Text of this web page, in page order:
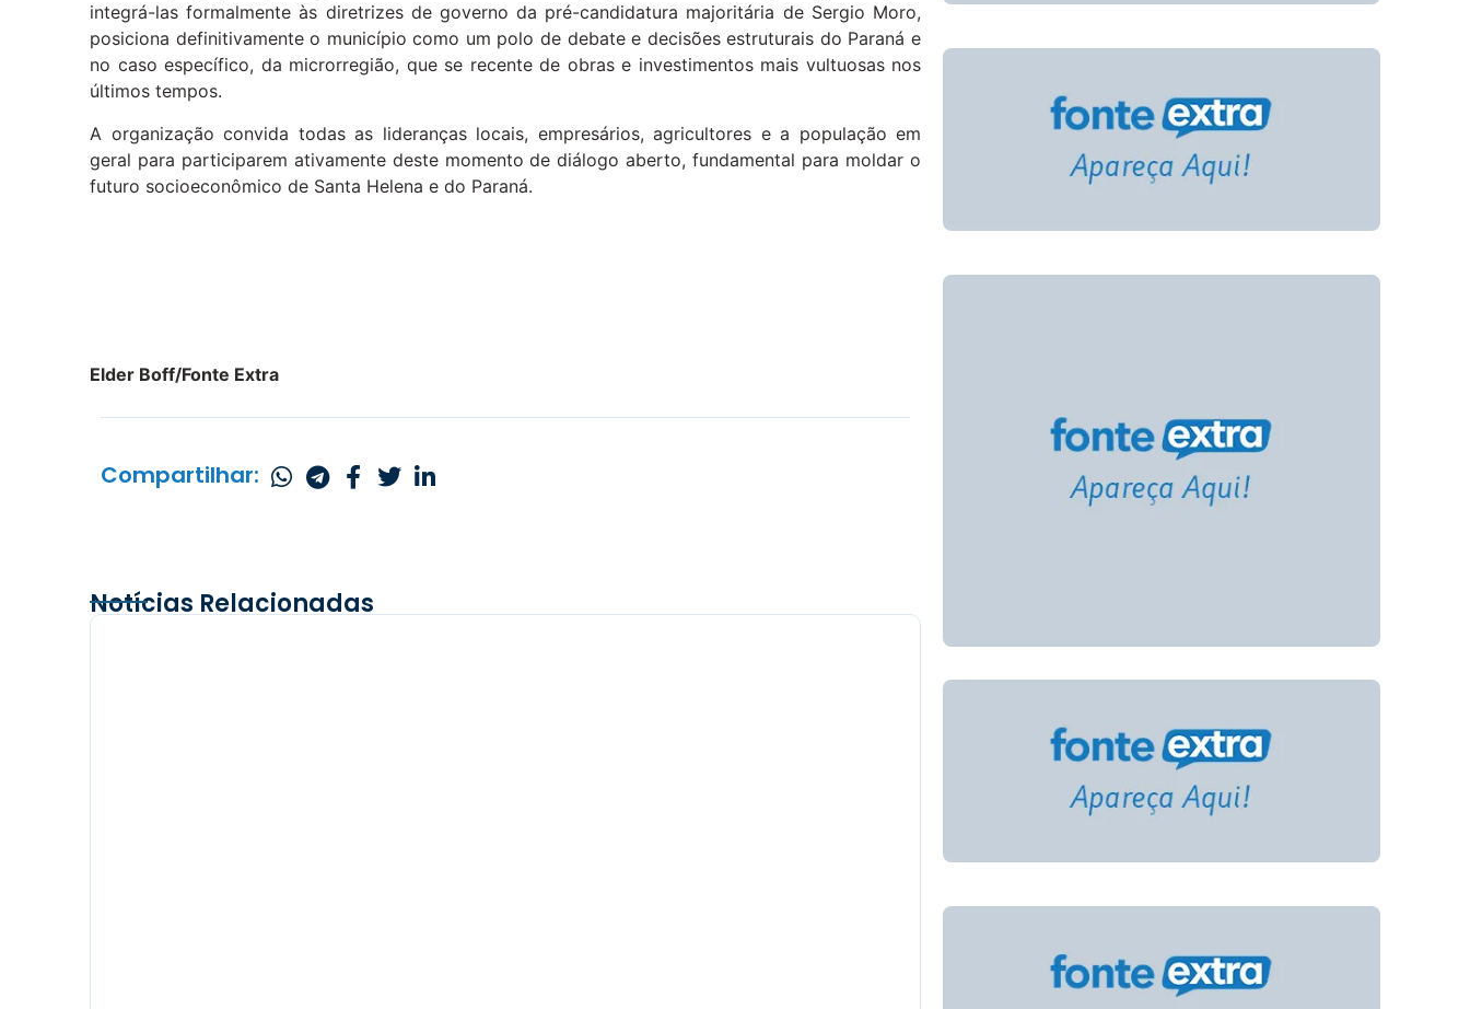
integrá-las formalmente às diretrizes de governo da pré-candidatura majoritária de Sergio Moro,
posiciona definitivamente o município como um polo de debate e decisões estruturais do Paraná e
no caso específico, da microrregião, que se recente de obras e investimentos mais vultuosas nos
últimos tempos.
A organização convida todas as lideranças locais, empresários, agricultores e a população em
geral para participarem ativamente deste momento de diálogo aberto, fundamental para moldar o
futuro socioeconômico de Santa Helena e do Paraná.
Elder Boff/Fonte Extra
Compartilhar:
Notícias Relacionadas